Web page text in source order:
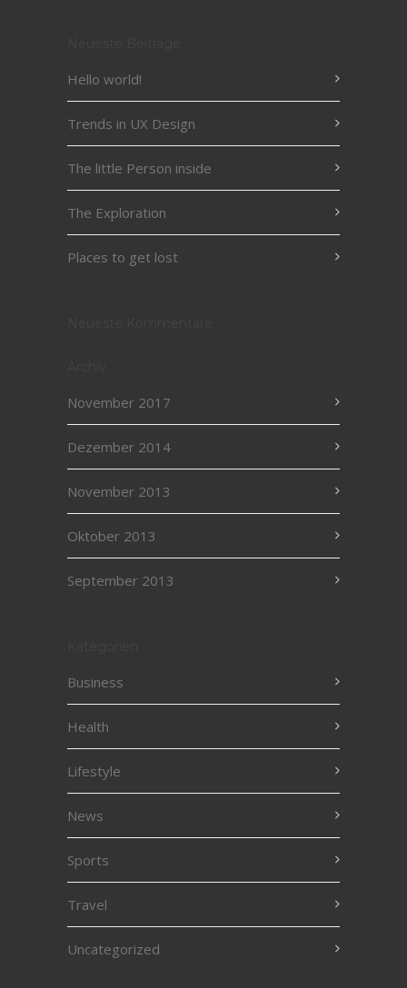
Hello world!
Trends in UX Design
The little Person inside
The Exploration
Places to get lost
November 2017
Dezember 2014
November 2013
Oktober 2013
September 2013
Business
Health
Lifestyle
News
Sports
Travel
Uncategorized